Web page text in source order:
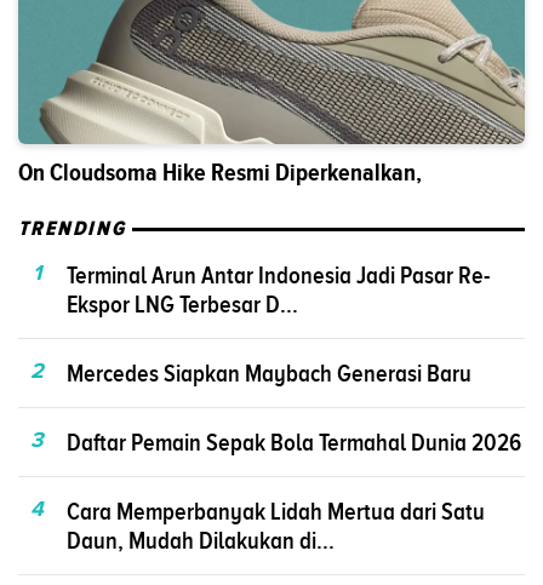
On Cloudsoma Hike Resmi Diperkenalkan,
TRENDING
1
Terminal Arun Antar Indonesia Jadi Pasar Re-
Ekspor LNG Terbesar D...
2 Mercedes Siapkan Maybach Generasi Baru
3 Daftar Pemain Sepak Bola Termahal Dunia 2026
4
Cara Memperbanyak Lidah Mertua dari Satu
Daun, Mudah Dilakukan di...